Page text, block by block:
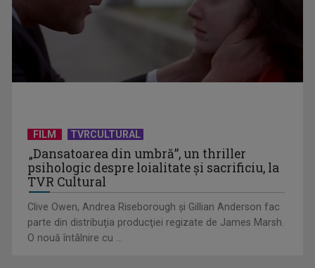
FILM TVRCULTURAL
„Dansatoarea din umbră”, un thriller
psihologic despre loialitate și sacrificiu, la
TVR Cultural
Clive Owen, Andrea Riseborough şi Gillian Anderson fac
parte din distribuţia producţiei regizate de James Marsh.
O nouă întâlnire cu ...